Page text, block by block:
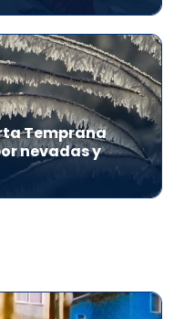
Temprana
nevadas y